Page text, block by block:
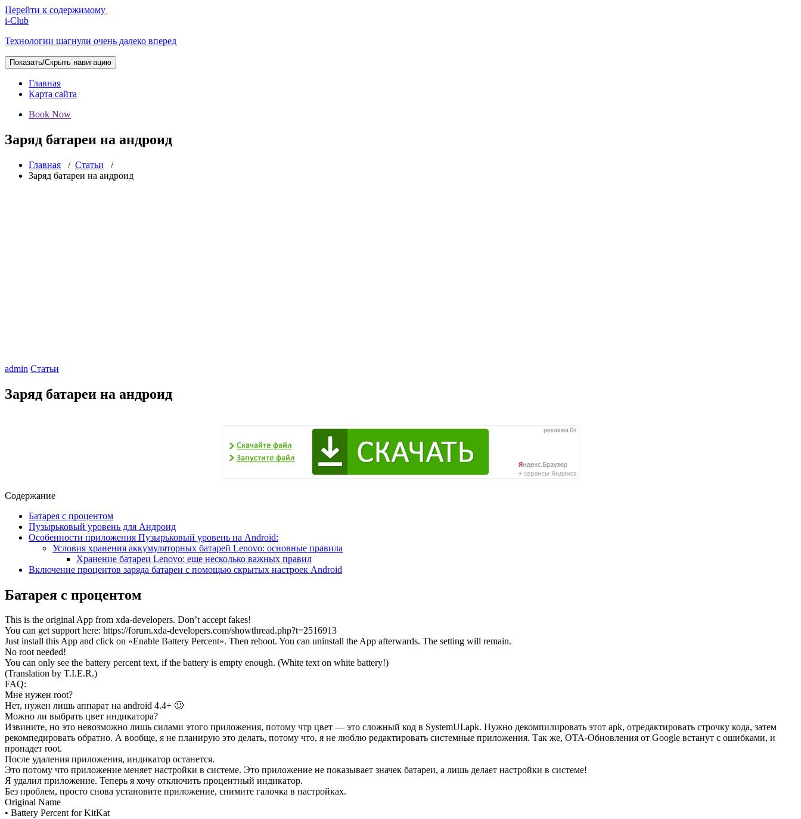
Перейти к содержимому
i-Club
Технологии шагнули очень далеко вперед
Показать/Скрыть навигацию
Главная
Карта сайта
Book Now
Заряд батареи на андроид
Главная / Статьи /
Заряд батареи на андроид
admin Статьи
Заряд батареи на андроид
Содержание
Батарея с процентом
Пузырьковый уровень для Андроид
Особенности приложения Пузырьковый уровень на Android:
Условия хранения аккумуляторных батарей Lenovo: основные правила
Хранение батареи Lenovo: еще несколько важных правил
Включение процентов заряда батареи с помощью скрытых настроек Android
Батарея с процентом
This is the original App from xda-developers. Don’t accept fakes!
You can get support here: https://forum.xda-developers.com/showthread.php?t=2516913
Just install this App and click on «Enable Battery Percent». Then reboot. You can uninstall the App afterwards. The setting will remain.
No root needed!
You can only see the battery percent text, if the battery is empty enough. (White text on white battery!)
(Translation by T.I.E.R.)
FAQ:
Мне нужен root?
Нет, нужен лишь аппарат на android 4.4+ 🙂
Можно ли выбрать цвет индикатора?
Извините, но это невозможно лишь силами этого приложения, потому чтр цвет — это сложный код в SystemUI.apk. Нужно декомпилировать этот apk, отредактировать строчку кода, затем
рекомпедировать обратно. А вообще, я не планирую это делать, потому что, я не люблю редактировать системные приложения. Так же, OTA-Обновления от Google встанут с ошибками, и
пропадет root.
После удаления приложения, индикатор останется.
Это потому что приложение меняет настройки в системе. Это приложение не показывает значек батареи, а лишь делает настройки в системе!
Я удалил приложение. Теперь я хочу отключить процентный индикатор.
Без проблем, просто снова установите приложение, снимите галочка в настройках.
Original Name
• Battery Percent for KitKat